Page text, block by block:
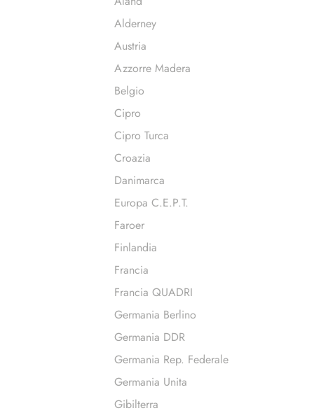
Alderney
Austria
Azzorre Madera
Belgio
Cipro
Cipro Turca
Croazia
Danimarca
Europa C.E.P.T.
Faroer
Finlandia
Francia
Francia QUADRI
Germania Berlino
Germania DDR
Germania Rep. Federale
Germania Unita
Gibilterra